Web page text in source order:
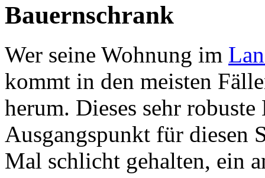
Bauernschrank
Wer seine Wohnung im
kommt in den meisten
herum. Dieses sehr
Ausgangspunkt für diesen
Mal schlicht gehalten, ein